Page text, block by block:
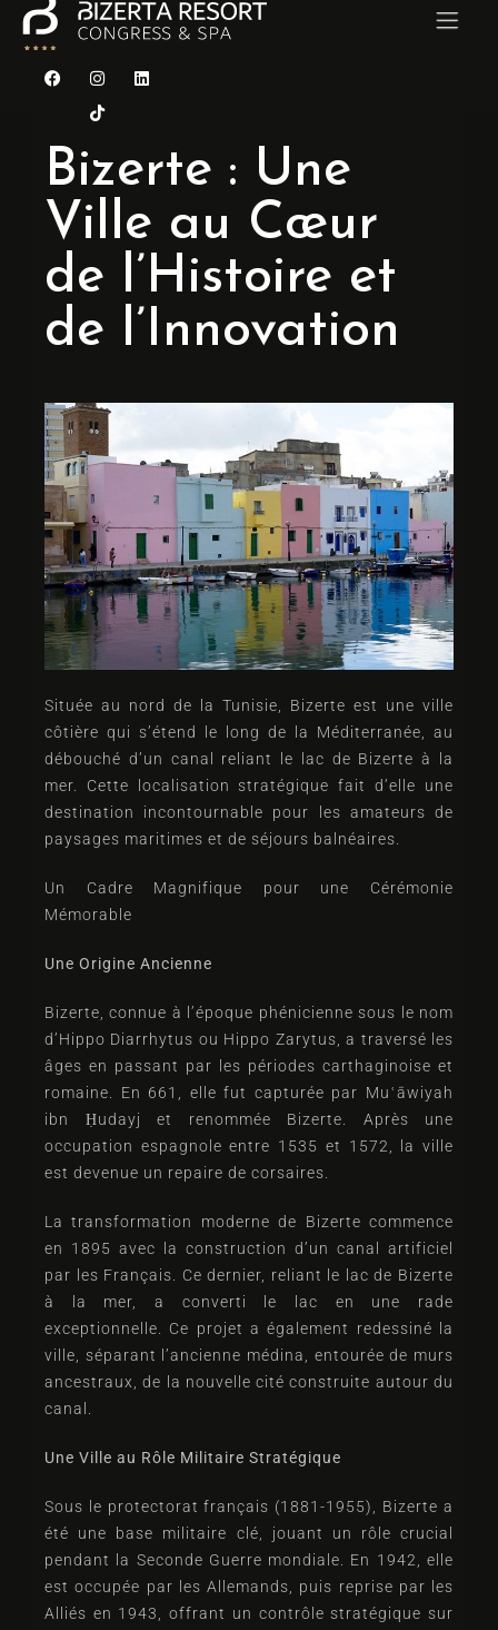
CHAMBRES
CONGRÈS & SÉMINAIRES
Contact
Bizerte : Une
Ville au Cœur
de l’Histoire et
de l’Innovation
Située au nord de la Tunisie, Bizerte est une ville
côtière qui s’étend le long de la Méditerranée, au
débouché d’un canal reliant le lac de Bizerte à la
mer. Cette localisation stratégique fait d’elle une
destination incontournable pour les amateurs de
paysages maritimes et de séjours balnéaires.
Un Cadre Magnifique pour une Cérémonie
Mémorable
Une Origine Ancienne
Bizerte, connue à l’époque phénicienne sous le nom
d’Hippo Diarrhytus ou Hippo Zarytus, a traversé les
âges en passant par les périodes carthaginoise et
romaine. En 661, elle fut capturée par Muʿāwiyah
ibn Ḥudayj et renommée Bizerte. Après une
occupation espagnole entre 1535 et 1572, la ville
est devenue un repaire de corsaires.
La transformation moderne de Bizerte commence
en 1895 avec la construction d’un canal artificiel
par les Français. Ce dernier, reliant le lac de Bizerte
à la mer, a converti le lac en une rade
exceptionnelle. Ce projet a également redessiné la
ville, séparant l’ancienne médina, entourée de murs
ancestraux, de la nouvelle cité construite autour du
canal.
Une Ville au Rôle Militaire Stratégique
Sous le protectorat français (1881-1955), Bizerte a
été une base militaire clé, jouant un rôle crucial
pendant la Seconde Guerre mondiale. En 1942, elle
est occupée par les Allemands, puis reprise par les
Alliés en 1943, offrant un contrôle stratégique sur